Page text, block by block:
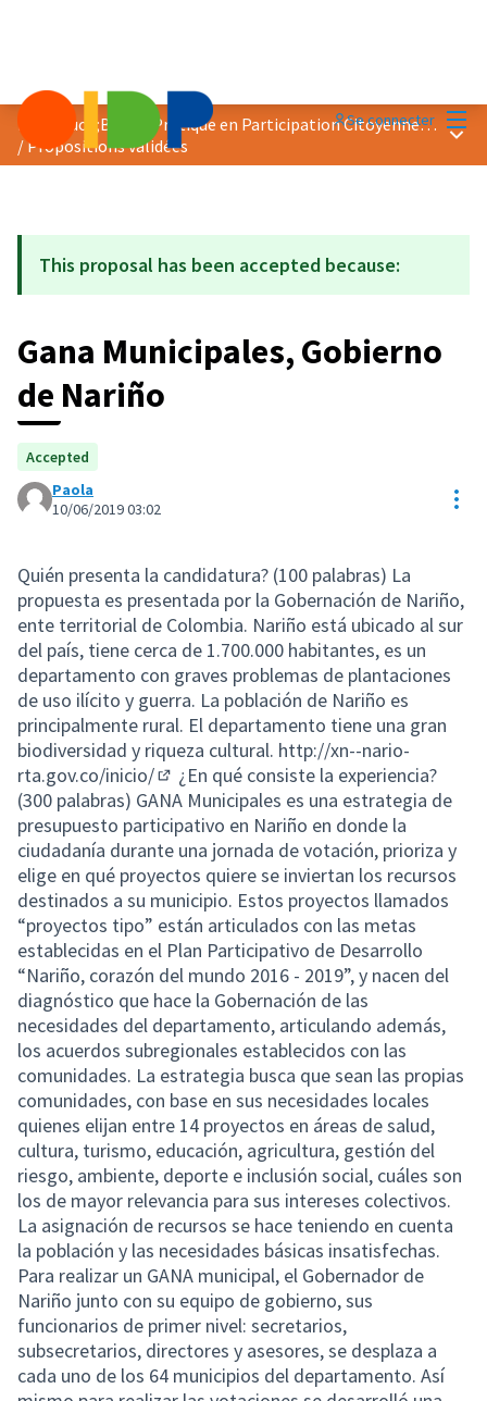
Se connecter
Prix &quot;Bonne Pratique en Participation Citoyenne&quot; 2019
/Propositions validées
This proposal has been accepted because:
Gana Municipales, Gobierno
de Nariño
Accepted
Paola
10/06/2019 03:02
Quién presenta la candidatura? (100 palabras) La
propuesta es presentada por la Gobernación de Nariño,
ente territorial de Colombia. Nariño está ubicado al sur
del país, tiene cerca de 1.700.000 habitantes, es un
departamento con graves problemas de plantaciones
de uso ilícito y guerra. La población de Nariño es
principalmente rural. El departamento tiene una gran
biodiversidad y riqueza cultural. http://xn--nario-
rta.gov.co/inicio/
(Lien externe)
¿En qué consiste la experiencia?
(300 palabras) GANA Municipales es una estrategia de
presupuesto participativo en Nariño en donde la
ciudadanía durante una jornada de votación, prioriza y
elige en qué proyectos quiere se inviertan los recursos
destinados a su municipio. Estos proyectos llamados
“proyectos tipo” están articulados con las metas
establecidas en el Plan Participativo de Desarrollo
“Nariño, corazón del mundo 2016 - 2019”, y nacen del
diagnóstico que hace la Gobernación de las
necesidades del departamento, articulando además,
los acuerdos subregionales establecidos con las
comunidades. La estrategia busca que sean las propias
comunidades, con base en sus necesidades locales
quienes elijan entre 14 proyectos en áreas de salud,
cultura, turismo, educación, agricultura, gestión del
riesgo, ambiente, deporte e inclusión social, cuáles son
los de mayor relevancia para sus intereses colectivos.
La asignación de recursos se hace teniendo en cuenta
la población y las necesidades básicas insatisfechas.
Para realizar un GANA municipal, el Gobernador de
Nariño junto con su equipo de gobierno, sus
funcionarios de primer nivel: secretarios,
subsecretarios, directores y asesores, se desplaza a
cada uno de los 64 municipios del departamento. Así